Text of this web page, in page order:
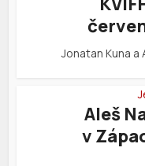
Jonatan Kuna
Aleš
v